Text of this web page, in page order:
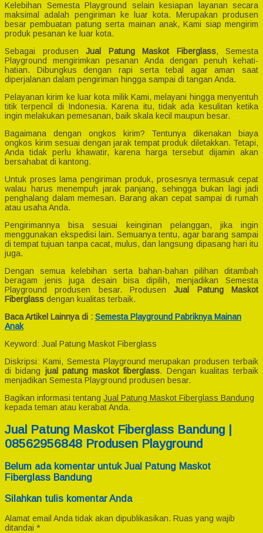
Kelebihan Semesta Playground selain kesiapan layanan secara
maksimal adalah pengiriman ke luar kota. Merupakan produsen
besar pembuatan patung serta mainan anak, Kami siap mengirim
produk pesanan ke luar kota.
Sebagai produsen Jual Patung Maskot Fiberglass, Semesta
Playground mengirimkan pesanan Anda dengan penuh kehati-
hatian. Dibungkus dengan rapi serta tebal agar aman saat
diperjalanan dalam pengiriman hingga sampai di tangan Anda.
Pelayanan kirim ke luar kota milik Kami, melayani hingga menyentuh
titik terpencil di Indonesia. Karena itu, tidak ada kesulitan ketika
ingin melakukan pemesanan, baik skala kecil maupun besar.
Bagaimana dengan ongkos kirim? Tentunya dikenakan biaya
ongkos kirim sesuai dengan jarak tempat produk diletakkan. Tetapi,
Anda tidak perlu khawatir, karena harga tersebut dijamin akan
bersahabat di kantong.
Untuk proses lama pengiriman produk, prosesnya termasuk cepat
walau harus menempuh jarak panjang, sehingga bukan lagi jadi
penghalang dalam memesan. Barang akan cepat sampai di rumah
atau usaha Anda.
Pengirimannya bisa sesuai keinginan pelanggan, jika ingin
menggunakan ekspedisi lain. Semuanya tentu, agar barang sampai
di tempat tujuan tanpa cacat, mulus, dan langsung dipasang hari itu
juga.
Dengan semua kelebihan serta bahan-bahan pilihan ditambah
beragam jenis juga desain bisa dipilih, menjadikan Semesta
Playground produsen besar. ProdusenJual Patung Maskot
Fiberglass dengan kualitas terbaik.
Baca Artikel Lainnya di : Semesta Playground Pabriknya Mainan
Anak
Keyword: Jual Patung Maskot Fiberglass
Diskripsi: Kami, Semesta Playground merupakan produsen terbaik
di bidang jual patung maskot fiberglass. Dengan kualitas terbaik
menjadikan Semesta Playground produsen besar.
Bagikan informasi tentang Jual Patung Maskot Fiberglass Bandung
kepada teman atau kerabat Anda.
Jual Patung Maskot Fiberglass Bandung |
08562956848 Produsen Playground
Belum ada komentar untuk Jual Patung Maskot
Fiberglass Bandung
Silahkan tulis komentar Anda
Alamat email Anda tidak akan dipublikasikan. Ruas yang wajib
ditandai *